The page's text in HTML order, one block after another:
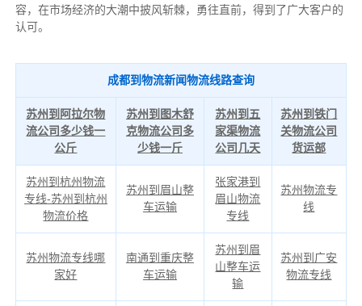
容，在市场经济的大潮中披风斩棘，勇往直前，得到了广大客户的
认可。
成都到物流新闻物流线路查询
苏州到阿拉尔物
流公司多少钱一
公斤
苏州到图木舒
克物流公司多
少钱一斤
苏州到五
家渠物流
公司几天
苏州到铁门
关物流公司
货运部
苏州到杭州物流
专线-苏州到杭州
物流价格
苏州到眉山整
车运输
张家港到
眉山物流
专线
苏州物流专
线
苏州物流专线哪
家好
南通到重庆整
车运输
苏州到眉
山整车运
输
苏州到广安
物流专线